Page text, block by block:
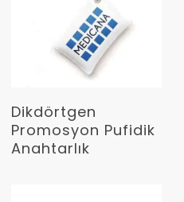
Devamını Oku
Dikdörtgen
Promosyon Pufidik
Anahtarlık